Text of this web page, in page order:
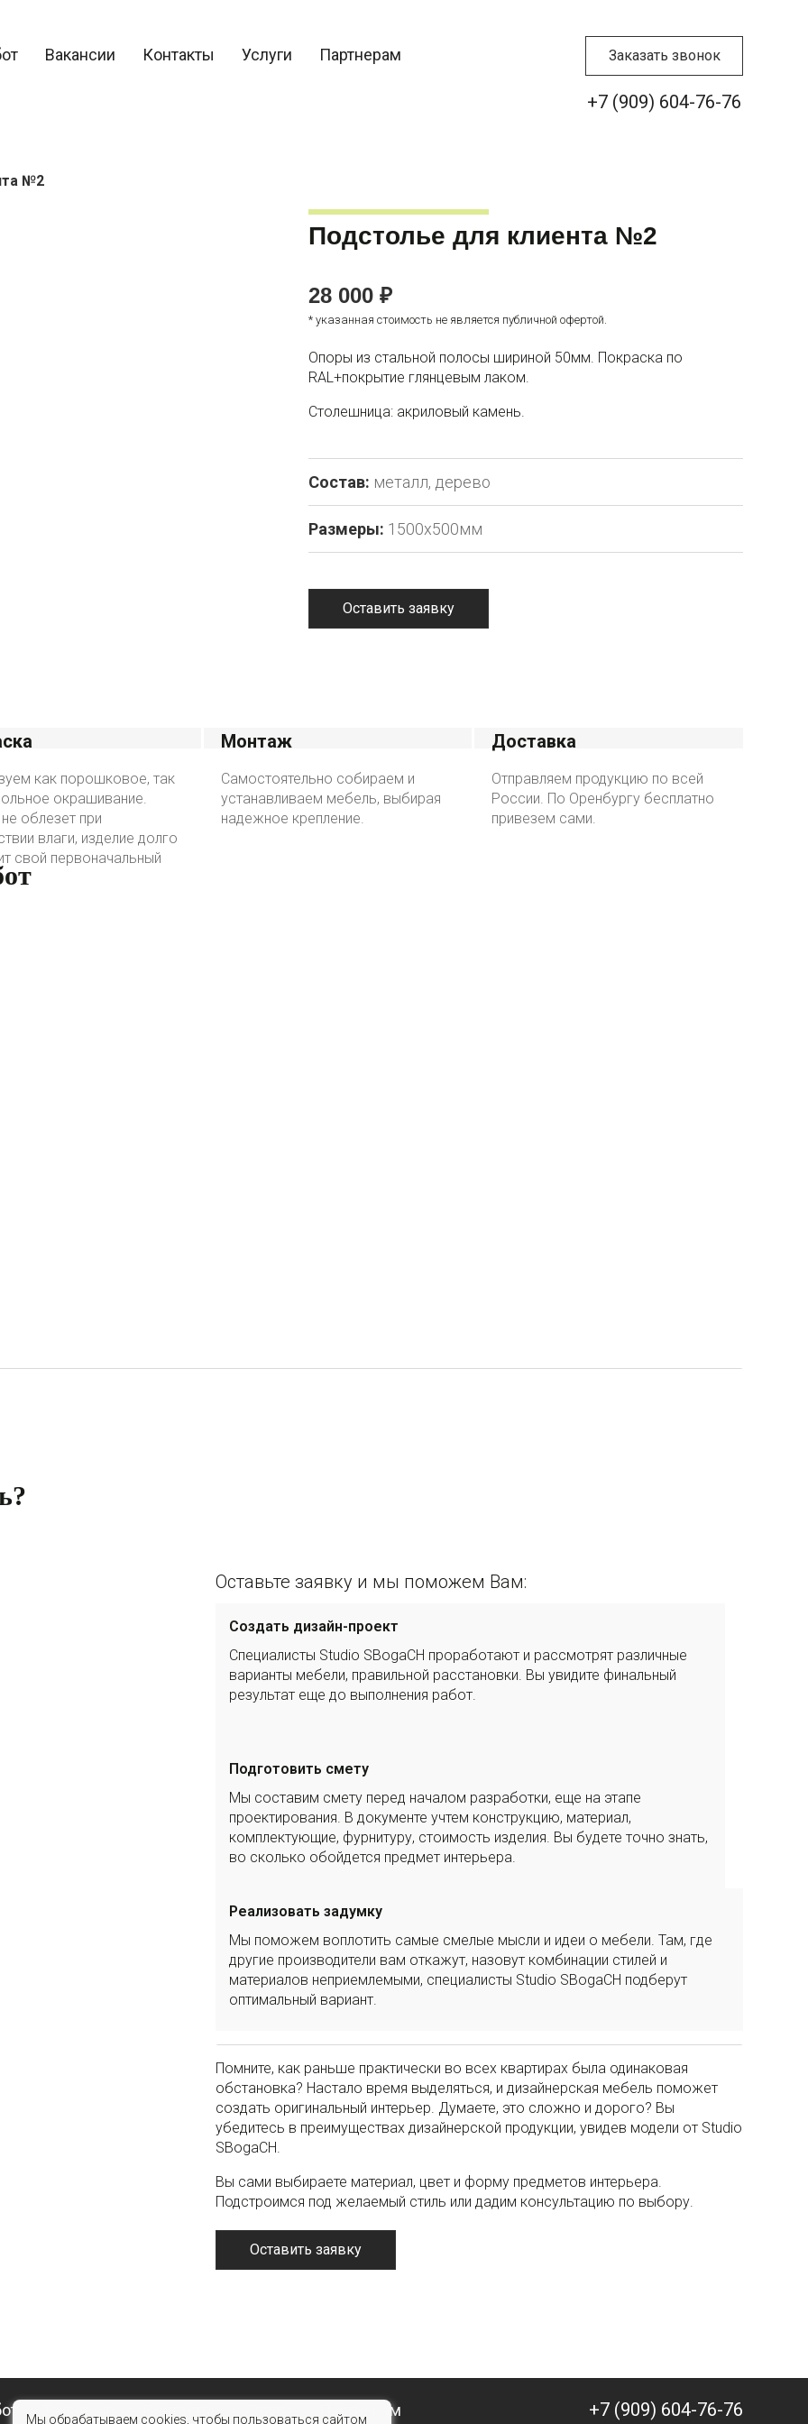
Вакансии Контакты Услуги Партнерам Заказать звонок
+7 (909) 604-76-76
№2
Подстолье для клиента №2
28 000 ₽
* указанная стоимость не является публичной офертой.
Опоры из стальной полосы шириной 50мм. Покраска по
RAL+покрытие глянцевым лаком.
Столешница: акриловый камень.
Состав: металл, дерево
Размеры: 1500х500мм
Оставить заявку
как порошковое, так
окрашивание.
облезет при
влаги, изделие долго
свой первоначальный
Монтаж
Самостоятельно собираем и
устанавливаем мебель, выбирая
надежное крепление.
Доставка
Отправляем продукцию по всей
России. По Оренбургу бесплатно
привезем сами.
Оставьте заявку и мы поможем Вам:
Создать дизайн-проект
Специалисты Studio SBogaCH проработают и рассмотрят различные
варианты мебели, правильной расстановки. Вы увидите финальный
результат еще до выполнения работ.
Подготовить смету
Мы составим смету перед началом разработки, еще на этапе
проектирования. В документе учтем конструкцию, материал,
комплектующие, фурнитуру, стоимость изделия. Вы будете точно знать,
во сколько обойдется предмет интерьера.
Реализовать задумку
Мы поможем воплотить самые смелые мысли и идеи о мебели. Там, где
другие производители вам откажут, назовут комбинации стилей и
материалов неприемлемыми, специалисты Studio SBogaCH подберут
оптимальный вариант.
Помните, как раньше практически во всех квартирах была одинаковая
обстановка? Настало время выделяться, и дизайнерская мебель поможет
создать оригинальный интерьер. Думаете, это сложно и дорого? Вы
убедитесь в преимуществах дизайнерской продукции, увидев модели от Studio
SBogaCH.
Вы сами выбираете материал, цвет и форму предметов интерьера.
Подстроимся под желаемый стиль или дадим консультацию по выбору.
Оставить заявку
Вакансии Контакты Партнерам +7 (909) 604-76-76
Мы обрабатываем cookies, чтобы пользоваться сайтом